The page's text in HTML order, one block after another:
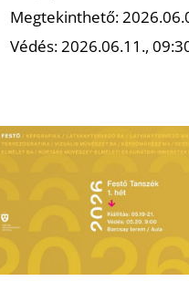
Megtekinthető:
Védés: 2026.06.11.,